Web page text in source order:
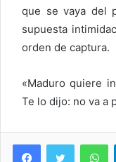
que se vaya del
supuesta
orden de captura.
«Maduro quiere
Te lo dijo: no va a